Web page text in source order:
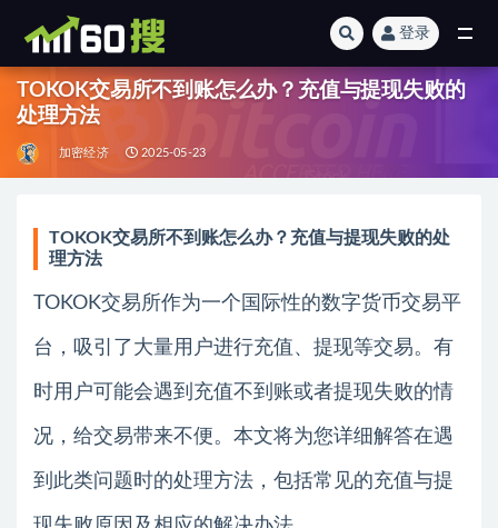
登录
TOKOK交易所不到账怎么办？充值与提现失败的
处理方法
加密经济 2025-05-23
TOKOK交易所不到账怎么办？充值与提现失败的处
理方法
TOKOK交易所作为一个国际性的数字货币交易平
台，吸引了大量用户进行充值、提现等交易。有
时用户可能会遇到充值不到账或者提现失败的情
况，给交易带来不便。本文将为您详细解答在遇
到此类问题时的处理方法，包括常见的充值与提